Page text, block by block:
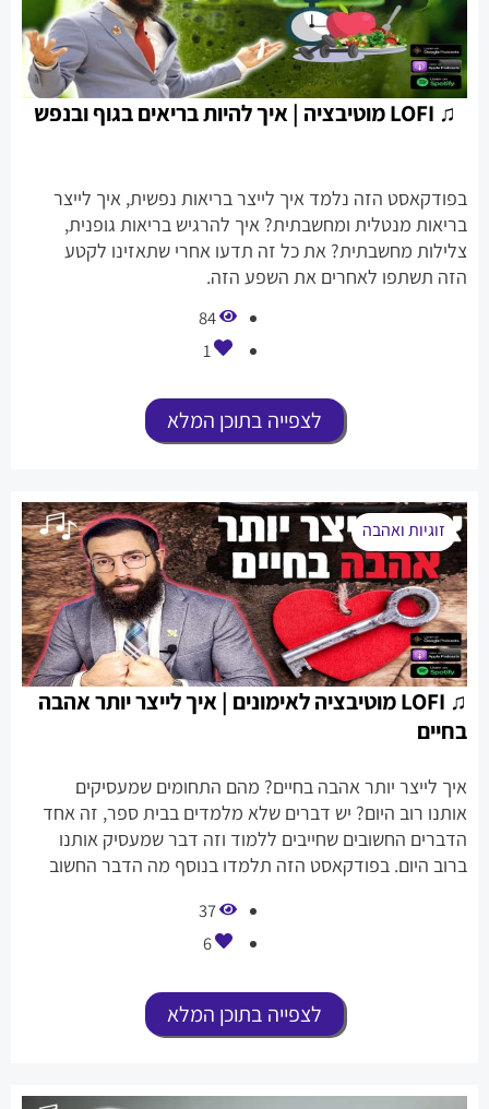
♫ LOFI מוטיבציה | איך להיות בריאים בגוף ובנפש
בפודקאסט הזה נלמד איך לייצר בריאות נפשית, איך לייצר
בריאות מנטלית ומחשבתית? איך להרגיש בריאות גופנית,
צלילות מחשבתית? את כל זה תדעו אחרי שתאזינו לקטע
הזה תשתפו לאחרים את השפע הזה.
84
1
לצפייה בתוכן המלא
♫ LOFI מוטיבציה לאימונים | איך לייצר יותר אהבה
בחיים
זוגיות ואהבה
איך לייצר יותר אהבה בחיים? מהם התחומים שמעסיקים
אותנו רוב היום? יש דברים שלא מלמדים בבית ספר, זה אחד
הדברים החשובים שחייבים ללמוד וזה דבר שמעסיק אותנו
ברוב היום. בפודקאסט הזה תלמדו בנוסף מה הדבר החשוב
37
6
לצפייה בתוכן המלא